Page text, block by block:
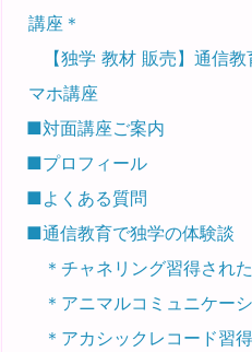
講座＊
【独学 教材 販売】通信
マホ講座
■対面講座ご案内
■プロフィール
■よくある質問
■通信教育で独学の体験談
＊チャネリング習得され
＊アニマルコミュニケー
＊アカシックレコード習